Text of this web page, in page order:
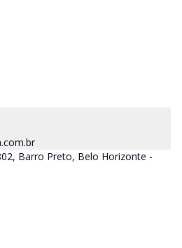
Barro Preto, Belo Horizonte -